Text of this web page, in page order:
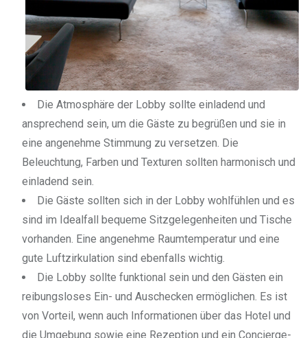
Die Atmosphäre der Lobby sollte einladend und
ansprechend sein, um die Gäste zu begrüßen und sie in
eine angenehme Stimmung zu versetzen. Die
Beleuchtung, Farben und Texturen sollten harmonisch und
einladend sein.
Die Gäste sollten sich in der Lobby wohlfühlen und es
sind im Idealfall bequeme Sitzgelegenheiten und Tische
vorhanden. Eine angenehme Raumtemperatur und eine
gute Luftzirkulation sind ebenfalls wichtig.
Die Lobby sollte funktional sein und den Gästen ein
reibungsloses Ein- und Auschecken ermöglichen. Es ist
von Vorteil, wenn auch Informationen über das Hotel und
die Umgebung sowie eine Rezeption und ein Concierge-